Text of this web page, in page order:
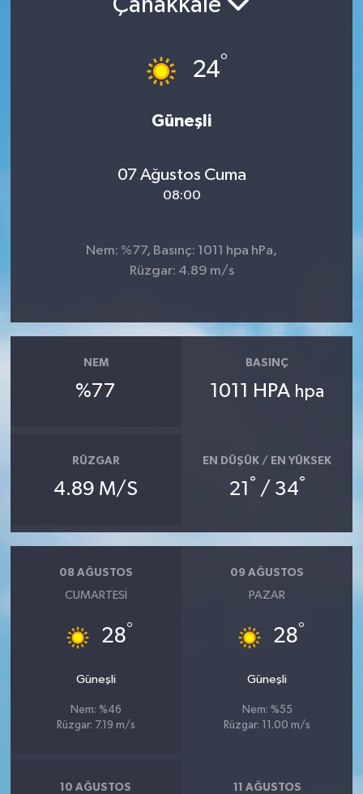
Çanakkale
24°
Güneşli
07 Ağustos Cuma
08:00
Nem: %77, Basınç: 1011 hpa hPa,
Rüzgar: 4.89 m/s
NEM
%77
BASINÇ
1011 HPA hpa
RÜZGAR
4.89 M/S
EN DÜŞÜK / EN YÜKSEK
21 ° / 34°
08 AĞUSTOS
CUMARTESI
28°
Güneşli
Nem: %46
Rüzgar: 7.19 m/s
09 AĞUSTOS
PAZAR
28°
Güneşli
Nem: %55
Rüzgar: 11.00 m/s
10 AĞUSTOS 11 AĞUSTOS